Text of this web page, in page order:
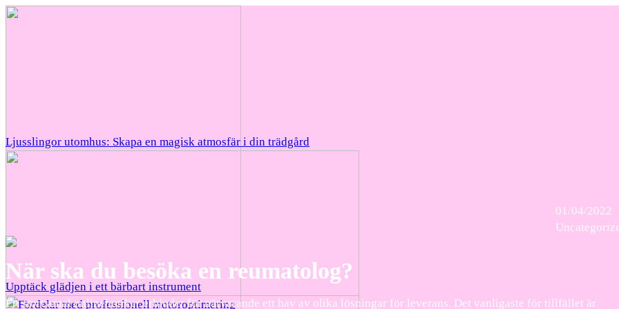
Ljusslingor utomhus: Skapa en magisk atmosfär i din trädgård
Upptäck glädjen i ett bärbart instrument
01/04/2022
När ska du besöka en reumatolog?
Ett stort antal onlinebutiker erbjuder för närvarande ett hav av olika lösningar för leverans. Det vanligaste för tillfället är